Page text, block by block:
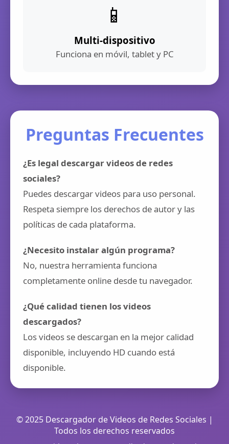
📱
Multi-dispositivo
Funciona en móvil, tablet y PC
Preguntas Frecuentes
¿Es legal descargar videos de redes
sociales?
Puedes descargar videos para uso personal.
Respeta siempre los derechos de autor y las
políticas de cada plataforma.
¿Necesito instalar algún programa?
No, nuestra herramienta funciona
completamente online desde tu navegador.
¿Qué calidad tienen los videos
descargados?
Los videos se descargan en la mejor calidad
disponible, incluyendo HD cuando está
disponible.
© 2025 Descargador de Videos de Redes Sociales |
Todos los derechos reservados